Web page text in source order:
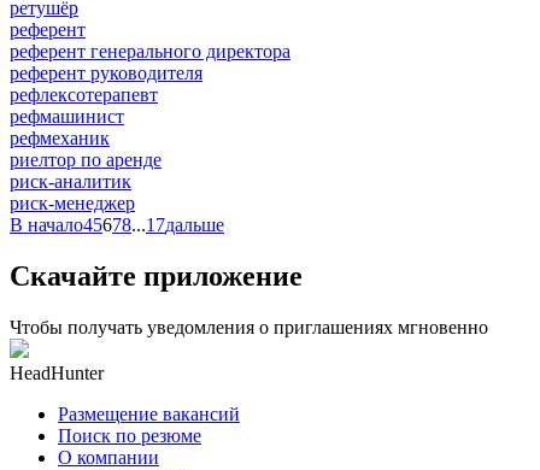
ретушёр
референт
референт генерального директора
референт руководителя
рефлексотерапевт
рефмашинист
рефмеханик
риелтор по аренде
риск-аналитик
риск-менеджер
В начало45678...17дальше
Скачайте приложение
Чтобы получать уведомления о приглашениях мгновенно
HeadHunter
Размещение вакансий
Поиск по резюме
О компании